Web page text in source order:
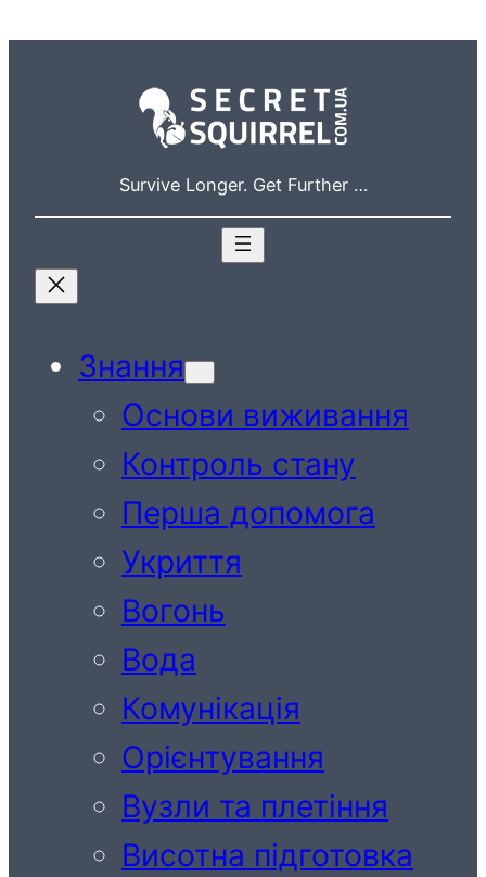
Survive Longer. Get Further …
Знання
Основи виживання
Контроль стану
Перша допомога
Укриття
Вогонь
Вода
Комунікація
Орієнтування
Вузли та плетіння
Висотна підготовка